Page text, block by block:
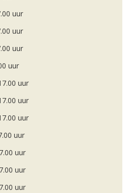
uur
uur
uur
uur
uur
uur
uur
uur
uur
uur
uur